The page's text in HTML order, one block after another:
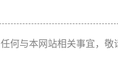
任何与本网站相关事宜，敬